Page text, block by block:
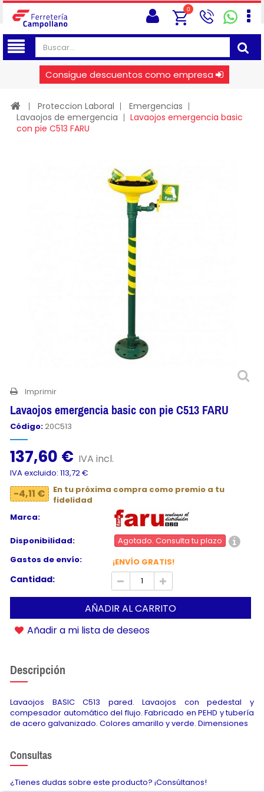
0
Consigue descuentos como empresa
Proteccion Laboral
Emergencias
Lavaojos de emergencia
Lavaojos emergencia basic
con pie C513 FARU
Imprimir
Lavaojos emergencia basic con pie C513 FARU
Código:20C513
137,60 € IVA incl.
IVA excluido: 113,72 €
-4,11 €
En tu próxima compra como premio a tu
fidelidad
Marca:
Disponibilidad:
Agotado. Consulta tu plazo
Gastos de envío:
¡ENVÍO GRATIS!
Cantidad:
AÑADIR AL CARRITO
Añadir a mi lista de deseos
Descripción
Lavaojos BASIC C513 pared. Lavaojos con pedestal y
compesador automático del flujo. Fabricado en PEHD y tubería
de acero galvanizado. Colores amarillo y verde. Dimensiones
Consultas
¿Tienes dudas sobre este producto? ¡Consúltanos!